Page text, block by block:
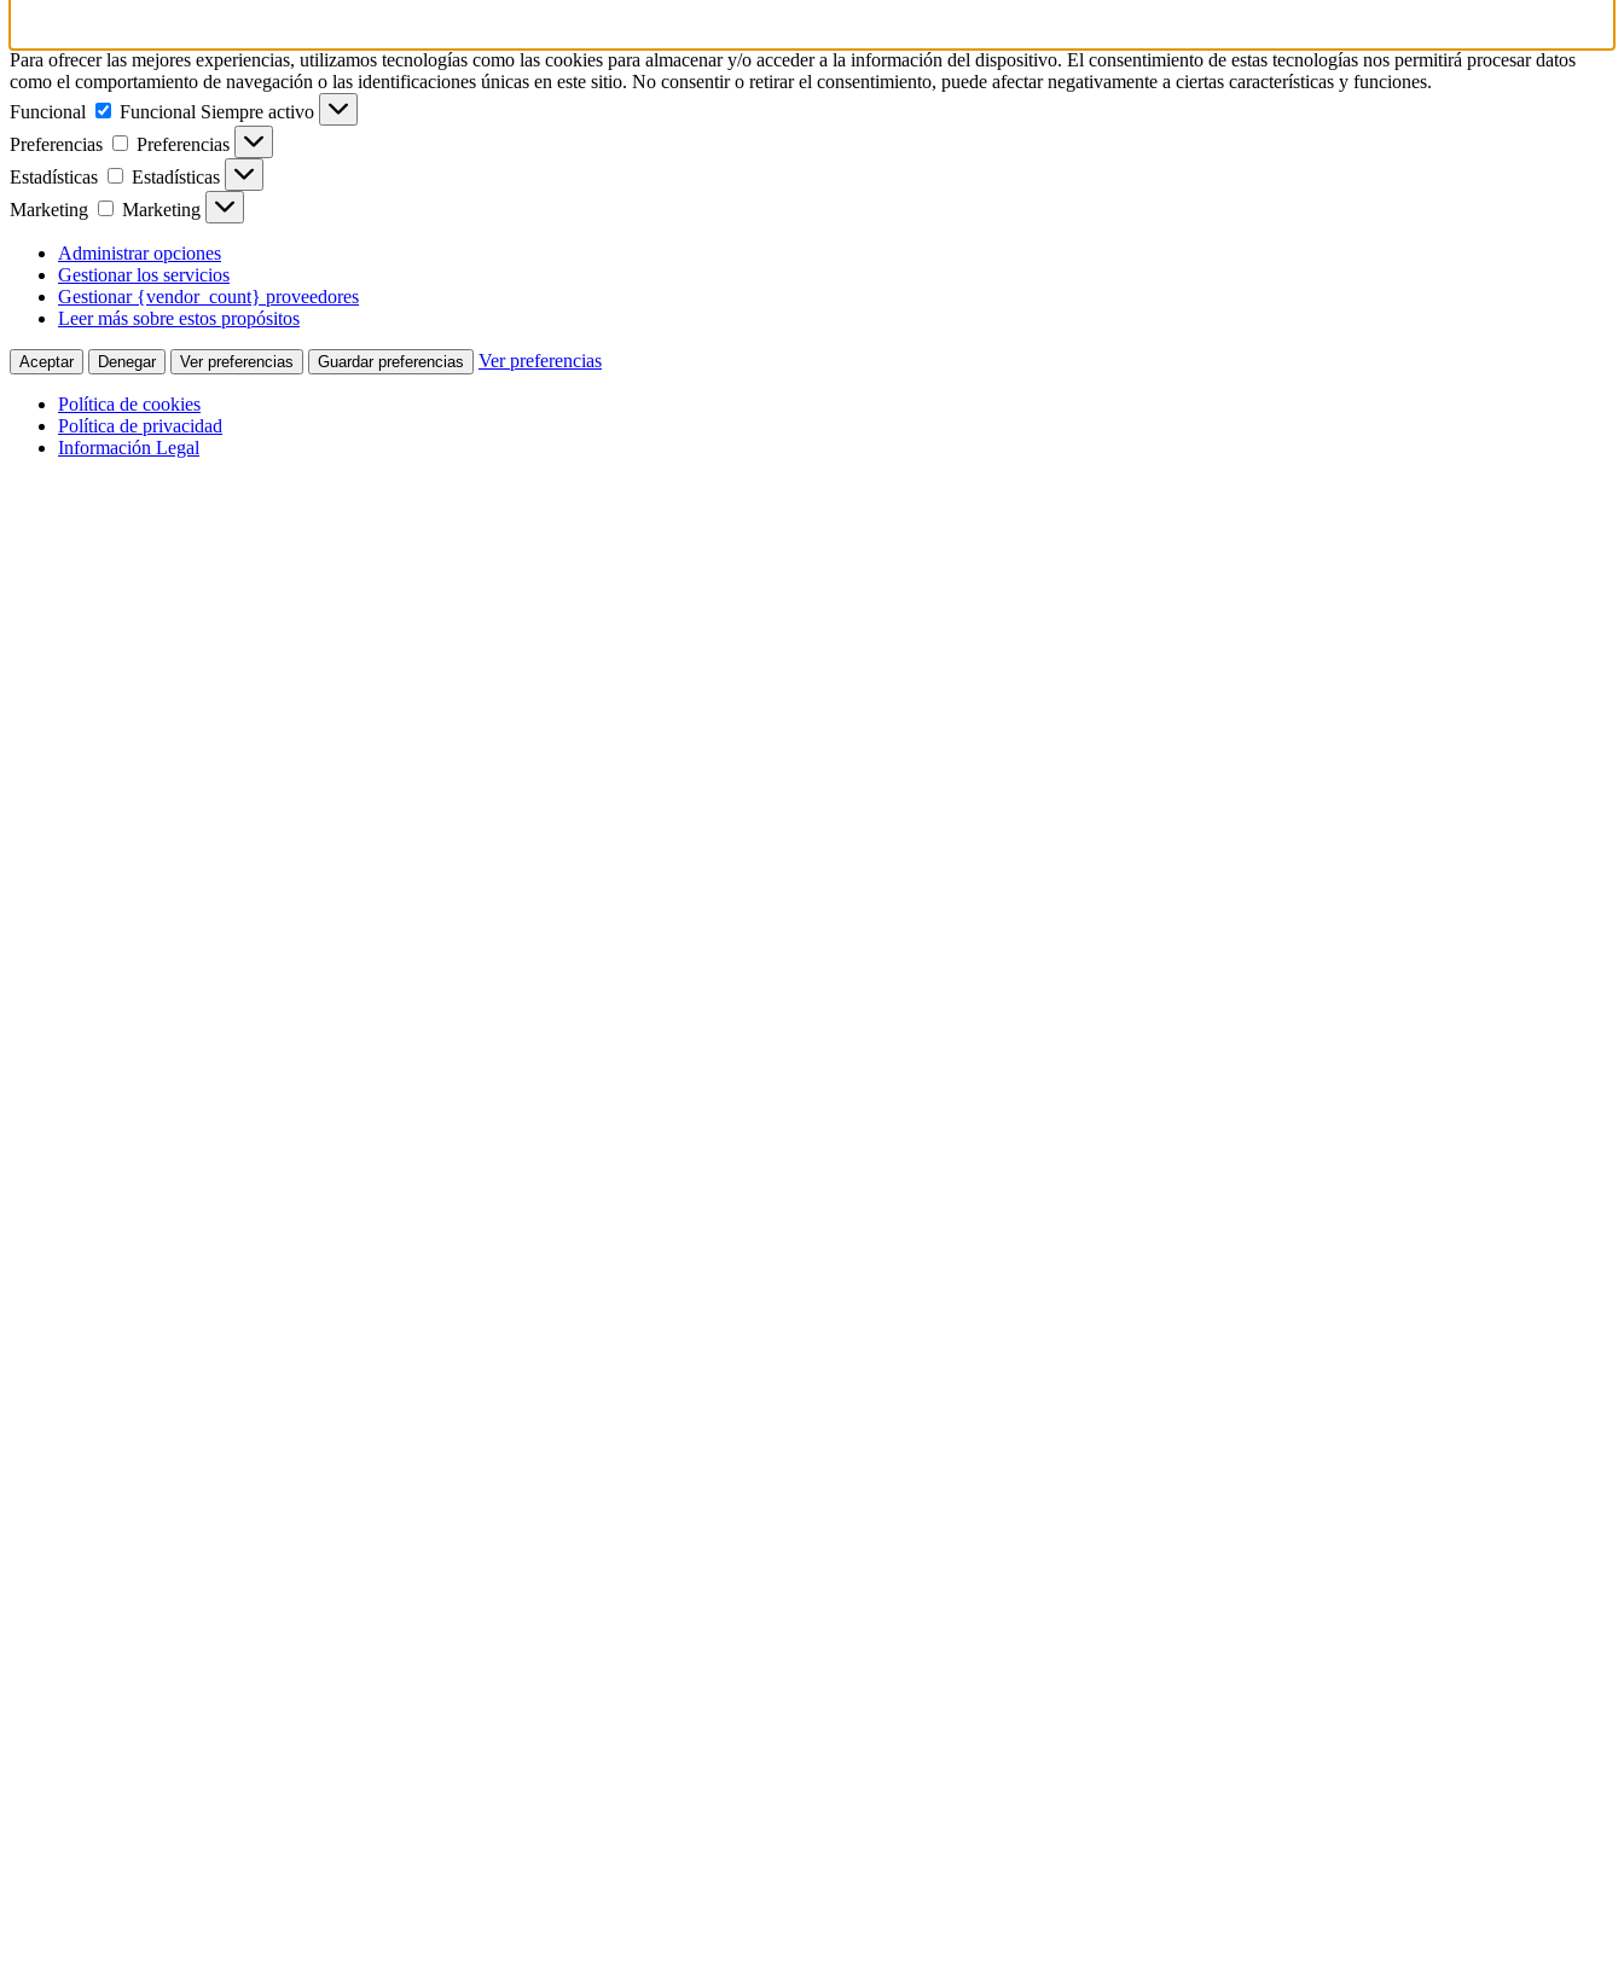
Para ofrecer las mejores experiencias, utilizamos tecnologías como las cookies para almacenar y/o acceder a la información del dispositivo. El consentimiento de estas tecnologías nos permitirá procesar datos
como el comportamiento de navegación o las identificaciones únicas en este sitio. No consentir o retirar el consentimiento, puede afectar negativamente a ciertas características y funciones.
Funcional
Funcional Siempre activo
Preferencias
Preferencias
Estadísticas
Estadísticas
Marketing
Marketing
Administrar opciones
Gestionar los servicios
Gestionar {vendor_count} proveedores
Leer más sobre estos propósitos
Aceptar Denegar Ver preferencias Guardar preferencias Ver preferencias
Política de cookies
Política de privacidad
Información Legal